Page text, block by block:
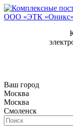
Ваш город
Москва
Москва
Смоленск